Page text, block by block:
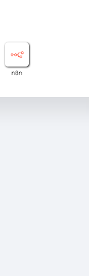
n8n